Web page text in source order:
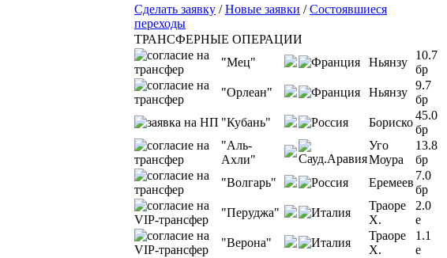
Сделать заявку /Новые заявки /Состоявшиеся
переходы
ТРАНСФЕРНЫЕ ОПЕРАЦИИ
"Мец"
Ньянзу
10.7
бр
"Орлеан"
Ньянзу
9.7
бр
"Кубань"
Бориско
45.0
бр
"Аль-
Ахли"
Уго
Моура
13.8
бр
"Волгарь"
Еремеев
7.0
бр
"Перуджа"
Траоре
Х.
2.0
e
"Верона"
Траоре
Х.
1.1
e